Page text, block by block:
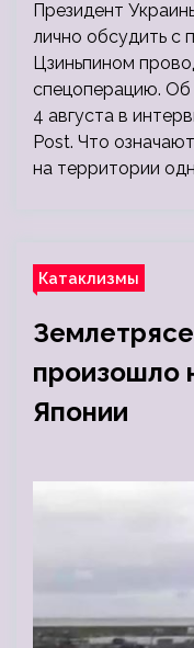
Президент
лично обсудить с
Цзиньпином
спецоперацию. Об
4 августа в
Post. Что
на территории
Катаклизмы
произошло
Японии